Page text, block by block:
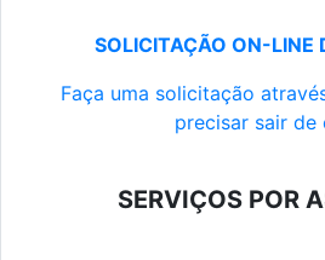
SOLICITAÇÃO ON-LINE
Faça uma solicitação
precisar sair de
SERVIÇOS POR